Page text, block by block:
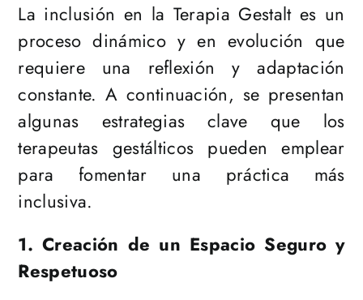
La inclusión en la Terapia Gestalt es un
proceso dinámico y en evolución que
requiere una reflexión y adaptación
constante. A continuación, se presentan
algunas estrategias clave que los
terapeutas gestálticos pueden emplear
para fomentar una práctica más
inclusiva.
1. Creación de un Espacio Seguro y
Respetuoso